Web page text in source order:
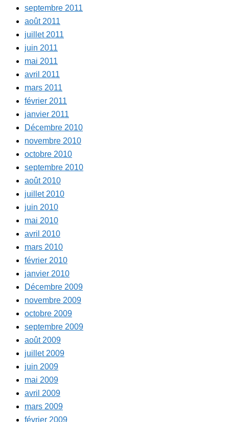
septembre 2011
août 2011
juillet 2011
juin 2011
mai 2011
avril 2011
mars 2011
février 2011
janvier 2011
Décembre 2010
novembre 2010
octobre 2010
septembre 2010
août 2010
juillet 2010
juin 2010
mai 2010
avril 2010
mars 2010
février 2010
janvier 2010
Décembre 2009
novembre 2009
octobre 2009
septembre 2009
août 2009
juillet 2009
juin 2009
mai 2009
avril 2009
mars 2009
février 2009